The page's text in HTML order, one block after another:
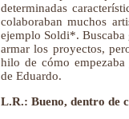
determinadas
colaboraban muchos
ejemplo Soldi*. Buscaba
armar los proyectos,
hilo de cómo
de Eduardo.
L.R.: Bueno, dentro de